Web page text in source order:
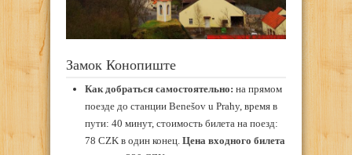
Замок Конопиште
Как добраться самостоятельно: на прямом
поезде до станции Benešov u Prahy, время в
пути: 40 минут, стоимость билета на поезд:
78 CZK в один конец. Цена входного билета